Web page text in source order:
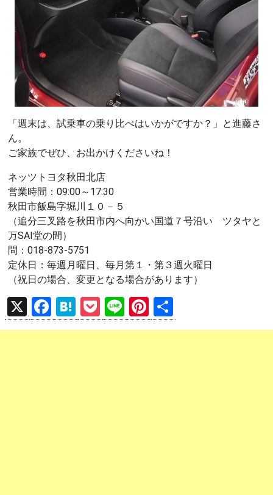
「週末は、試乗車の乗り比べはいかがですか？」と進藤さ
ん。
ご家族でぜひ、お出かけくださいね！
ネッツトヨタ秋田北店
営業時間：09:00～17:30
秋田市飯島字堀川１０－５
（追分三叉路を秋田市内へ向かい国道７号沿い ツタヤと
万SAI堂の間）
問：018-873-5751
定休日：毎週月曜日、毎月第１・第３週火曜日
（祝日の場合、変更となる場合があります）
X
F
a
H
at
P
o
Li
n
Pi
nt 有